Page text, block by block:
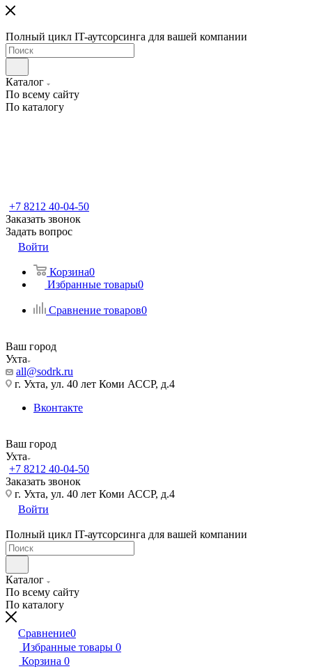
Полный цикл IT-аутсорсинга для вашей компании
Каталог
По всему сайту
По каталогу
+7 8212 40-04-50
Заказать звонок
Задать вопрос
Войти
Корзина0
Избранные товары0
Сравнение товаров0
Ваш город
Ухта
all@sodrk.ru
г. Ухта, ул. 40 лет Коми АССР, д.4
Вконтакте
Ваш город
Ухта
+7 8212 40-04-50
Заказать звонок
г. Ухта, ул. 40 лет Коми АССР, д.4
Войти
Полный цикл IT-аутсорсинга для вашей компании
Каталог
По всему сайту
По каталогу
Сравнение0
Избранные товары 0
Корзина 0